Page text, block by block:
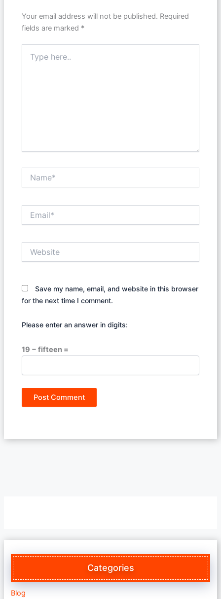
Your email address will not be published. Required
fields are marked *
here..
Save my name, email, and website in this browser
for the next time I comment.
Please enter an answer in digits:
19 − fifteen =
Categories
Blog